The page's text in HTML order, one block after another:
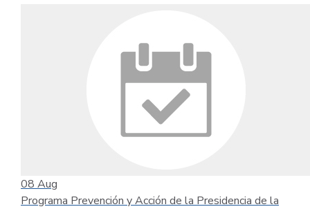
08 Aug
Programa Prevención y Acción de la Presidencia de la